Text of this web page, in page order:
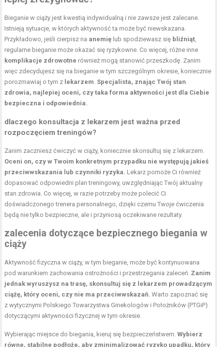
Bieganie w ciąży jest kwestią indywidualną i nie zawsze jest zalecane.
Istnieją sytuacje, w których aktywność ta może być niewskazana.
Przykładowo, jeśli cierpisz na anemię lub spodziewasz się bliźniąt
regularne bieganie może okazać się ryzykowne. Co więcej, różne inne
komplikacje zdrowotne również mogą stanowić przeszkodę. Zanim
więc zdecydujesz się na bieganie w tym szczególnym okresie, koniecznie
porozmawiaj o tym z lekarzem Specjalista, znając Twój stan
zdrowia, najlepiej oceni, czy taka forma aktywności jest dla Ciebie
bezpieczna i odpowiednia.
dlaczego konsultacja z lekarzem jest ważna przed
rozpoczęciem treningów?
Zanim zaczniesz ćwiczyć w ciąży, koniecznie skonsultuj się z lekarzem.
Oceni on, czy w Twoim konkretnym przypadku nie występują jakieś
przeciwwskazania lub czynniki ryzyka. Lekarz pomoże Ci również
dopasować odpowiedni plan treningowy, uwzględniając Twój aktualny
stan zdrowia. Co więcej, w razie potrzeby może polecić Ci
doświadczonego trenera personalnego, dzięki czemu Twoje ćwiczenia
będą nie tylko bezpieczne, ale i przyniosą oczekiwane rezultaty.
zalecenia dotyczące bezpiecznego biegania w
ciąży
Aktywność fizyczna w ciąży, w tym bieganie, może być kontynuowana
pod warunkiem zachowania ostrożności i przestrzegania zaleceń. Zanim
jednak wyruszysz na trasę, skonsultuj się z lekarzem prowadzącym
ciążę, który oceni, czy nie ma przeciwwskazań. Warto zapoznać się
z wytycznymi Polskiego Towarzystwa Ginekologów i Położników (PTGiP)
dotyczącymi aktywności fizycznej w tym okresie.
Wybierając miejsce do biegania, kieruj się bezpieczeństwem.Wybierz
równe, stabilne podłoże, aby zminimalizować ryzyko upadku, który